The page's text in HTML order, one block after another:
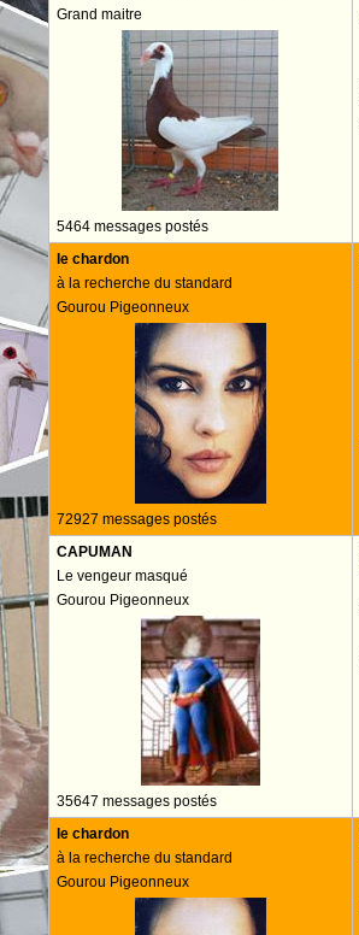
Grand maitre
5464 messages postés
le chardon
à la recherche du standard
Gourou Pigeonneux
72927 messages postés
CAPUMAN
Le vengeur masqué
Gourou Pigeonneux
35647 messages postés
le chardon
à la recherche du standard
Gourou Pigeonneux